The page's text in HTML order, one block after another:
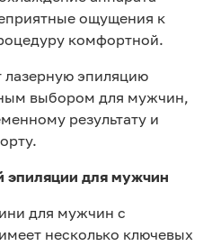
ощущения к
комфортной.
лазерную эпиляцию
выбором для мужчин,
результату и
эпиляции для мужчин
для мужчин с
несколько ключевых